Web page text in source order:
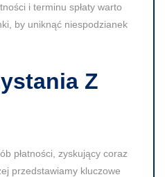
i terminu spłaty warto
by uniknąć niespodzianek
Z
płatności, zyskujący coraz
przedstawiamy kluczowe